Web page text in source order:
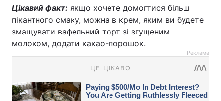
Цікавий факт: якщо хочете домогтися більш
пікантного смаку, можна в крем, яким ви будете
змащувати вафельний торт зі згущеним
молоком, додати какао-порошок.
Реклама